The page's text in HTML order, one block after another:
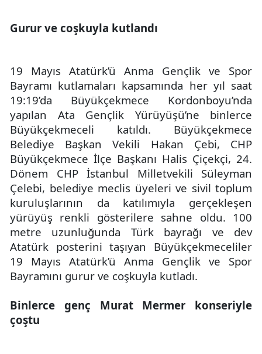
Gurur ve coşkuyla kutlandı
19 Mayıs Atatürk’ü Anma Gençlik ve Spor
Bayramı kutlamaları kapsamında her yıl saat
19:19’da Büyükçekmece Kordonboyu’nda
yapılan Ata Gençlik Yürüyüşü’ne binlerce
Büyükçekmeceli katıldı. Büyükçekmece
Belediye Başkan Vekili Hakan Çebi, CHP
Büyükçekmece İlçe Başkanı Halis Çiçekçi, 24.
Dönem CHP İstanbul Milletvekili Süleyman
Çelebi, belediye meclis üyeleri ve sivil toplum
kuruluşlarının da katılımıyla gerçekleşen
yürüyüş renkli gösterilere sahne oldu. 100
metre uzunluğunda Türk bayrağı ve dev
Atatürk posterini taşıyan Büyükçekmeceliler
19 Mayıs Atatürk’ü Anma Gençlik ve Spor
Bayramını gurur ve coşkuyla kutladı.
Binlerce genç Murat Mermer konseriyle
çoştu